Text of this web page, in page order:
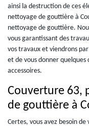
ainsi la destruction de ces
nettoyage de gouttière à
nettoyage de gouttière.
vous garantissant des
vos travaux et viendrons
et de vous donner
accessoires.
Couverture 63,
de gouttière à
Certes, vous avez besoin